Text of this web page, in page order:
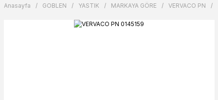
Anasayfa GOBLEN YASTIK MARKAYA GÖRE VERVACO PN